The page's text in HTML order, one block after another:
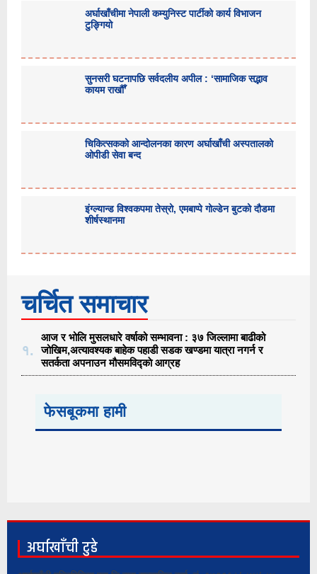
अर्घाखाँचीमा नेपाली कम्युनिस्ट पार्टीको कार्य विभाजन
टुङ्गियो
सुनसरी घटनापछि सर्वदलीय अपील : ‘सामाजिक सद्भाव
कायम राखौँ’
चिकित्सकको आन्दोलनका कारण अर्घाखाँची अस्पतालको
ओपीडी सेवा बन्द
इंग्ल्यान्ड विश्वकपमा तेस्रो, एमबाप्पे गोल्डेन बुटको दौडमा
शीर्षस्थानमा
चर्चित समाचार
१.
आज र भोलि मुसलधारे वर्षाको सम्भावना : ३७ जिल्लामा बाढीको
जोखिम,अत्यावश्यक बाहेक पहाडी सडक खण्डमा यात्रा नगर्न र
सतर्कता अपनाउन मौसमविद्काे आग्रह
फेसबूकमा हामी
अर्घाखाँची टुडे